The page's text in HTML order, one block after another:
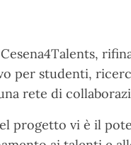
per studenti,
rete di
progetto vi è il